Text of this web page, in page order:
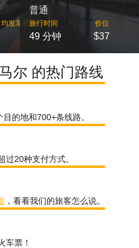
均发车班次
普通
旅行时间
49 分钟
价位
$37
尔 的热门路线
的地和700+条线路。
过20种支付方式。
，看看我们的旅客怎么说。
车票！